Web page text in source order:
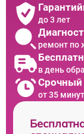
до 3 лет
ремонт по
в день
Срочный
от 35 минут